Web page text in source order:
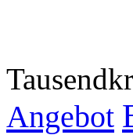
Angebot